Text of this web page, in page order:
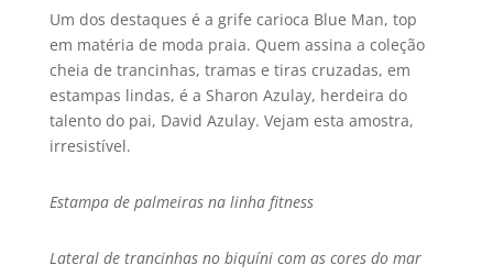
Um dos destaques é a grife carioca Blue Man, top
em matéria de moda praia. Quem assina a coleção
cheia de trancinhas, tramas e tiras cruzadas, em
estampas lindas, é a Sharon Azulay, herdeira do
talento do pai, David Azulay. Vejam esta amostra,
irresistí­vel.
Estampa de palmeiras na linha fitness
Lateral de trancinhas no biquí­ni com as cores do mar